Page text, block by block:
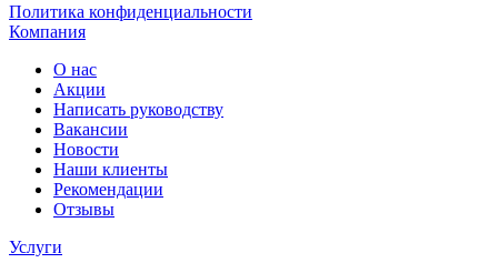
Политика конфиденциальности
Компания
О нас
Акции
Написать руководству
Вакансии
Новости
Наши клиенты
Рекомендации
Отзывы
Услуги